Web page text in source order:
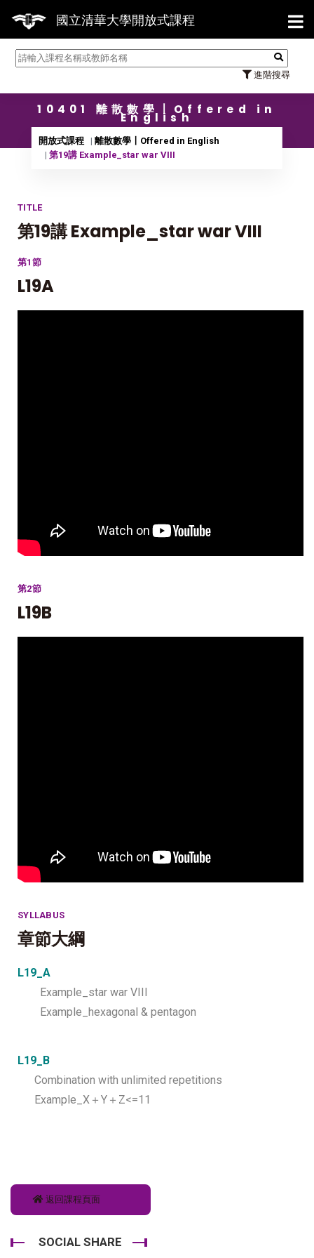
國立清華大學開放式課程
進階搜尋
【
10401 離散數學〡Offered in
English
開放式課程
離散數學〡Offered in English
第19講 Example_star war VIII
TITLE
第19講 Example_star war VIII
第1節
L19A
第2節
L19B
SYLLABUS
章節大綱
L19_A
Example_star war VIII
Example_hexagonal & pentagon
L19_B
Combination with unlimited repetitions
Example_X＋Y＋Z<=11
返回課程頁面
SOCIAL SHARE